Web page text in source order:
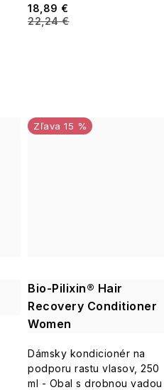
18,89 €
22,24 €
Bio-Pilixin® Hair
Recovery Conditioner
Women
15 %
Dámsky kondicionér na
podporu rastu vlasov, 250
ml - Obal s drobnou vadou